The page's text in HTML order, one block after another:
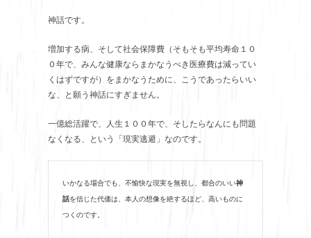
神話です。
増加する病、そして社会保障費（そもそも平均寿命１０
０年で、みんな健康ならまかなうべき医療費は減ってい
くはずですが）をまかなうために、こうであったらいい
な、と願う神話にすぎません。
一億総活躍で、人生１００年で、そしたらなんにも問題
なくなる、という「現実逃避」なのです。
いかなる場合でも、不愉快な現実を無視し、都合のいい神
話を信じた代価は、本人の想像を絶するほど、高いものに
つくのです。